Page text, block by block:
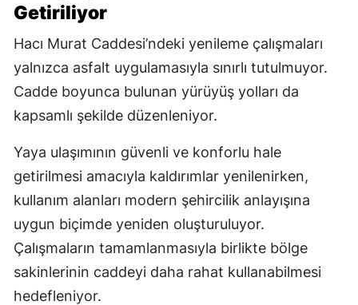
Getiriliyor
Hacı Murat Caddesi’ndeki yenileme çalışmaları
yalnızca asfalt uygulamasıyla sınırlı tutulmuyor.
Cadde boyunca bulunan yürüyüş yolları da
kapsamlı şekilde düzenleniyor.
Yaya ulaşımının güvenli ve konforlu hale
getirilmesi amacıyla kaldırımlar yenilenirken,
kullanım alanları modern şehircilik anlayışına
uygun biçimde yeniden oluşturuluyor.
Çalışmaların tamamlanmasıyla birlikte bölge
sakinlerinin caddeyi daha rahat kullanabilmesi
hedefleniyor.